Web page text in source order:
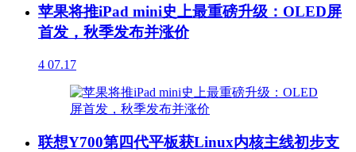
苹果将推iPad mini史上最重磅升级：OLED屏
首发，秋季发布并涨价
4 07.17
联想Y700第四代平板获Linux内核主线初步支